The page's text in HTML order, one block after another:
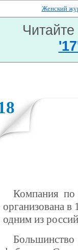
Женский
Компания по
организована в
одним из